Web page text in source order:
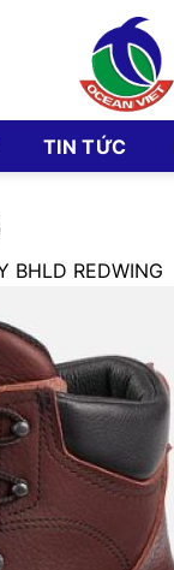
TIN TỨC
BHLD REDWING